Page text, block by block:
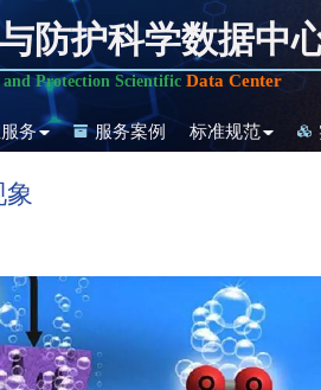
防护科学数据中
and Protection Scientific Data Center
务 服务案例 标准规范
象